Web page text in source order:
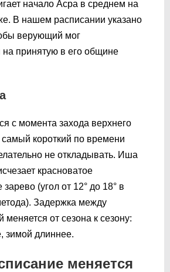
начало Асра в среднем на
В нашем расписании указано
верующий мог
на принятую в его общине
с момента захода верхнего
короткий по времени
не откладывать. Иша
красноватое
(угол от 12° до 18° в
Задержка между
от сезона к сезону:
зимой длиннее.
меняется